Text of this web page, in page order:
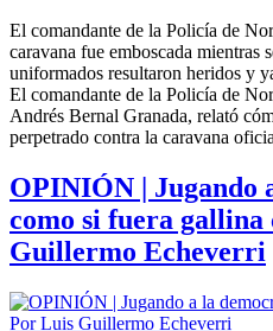
El comandante de la Policía de
caravana fue emboscada mientras
uniformados resultaron heridos y
El comandante de la Policía de
Andrés Bernal Granada, relató
perpetrado contra la caravana
OPINIÓN | Jugando
como si fuera gallina
Guillermo Echeverri